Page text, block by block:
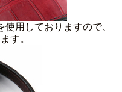
用しておりますので、
す。